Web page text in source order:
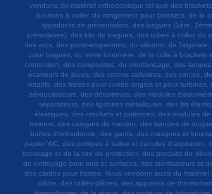
vendons du matériel orthodontique tel que des
boutons à coller, du rangement pour brackets, de la
typodonts de présentation, des bagues (1ère,
prémolaires), des kits de bagues, des tubes à coller, du
des arcs, des porte-empreintes, du silicone, de
pour bagues, du verre ionomère, de la colle à brackets
contention, des composites, du mordançage, des
écarteurs de joues, des cotons salivaires, des pinces,
rotatifs, des fraises pour contre-angles et pour turbines,
aéropolisseurs, des détartreurs, des modules
séparateurs, des ligatures métalliques, des fils
élastiques, des crochets et potences, des modules
trainers, des casques de traction, des bandes de
boîtes d'orthodontie, des gants, des masques et
papier WC, des pompes à salive et canules d'aspiration,
brossage et de la cire de protection, des produits de
de nettoyage pour sols et surfaces, des stérilisateurs et
des cardes pour fraises. Nous vendons aussi du
plâtre, des tailles-plâtres, des appareils de